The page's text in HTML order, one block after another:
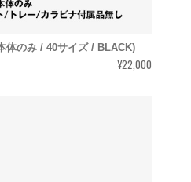
体のみ / 40サイズ / BLACK)
¥22,000